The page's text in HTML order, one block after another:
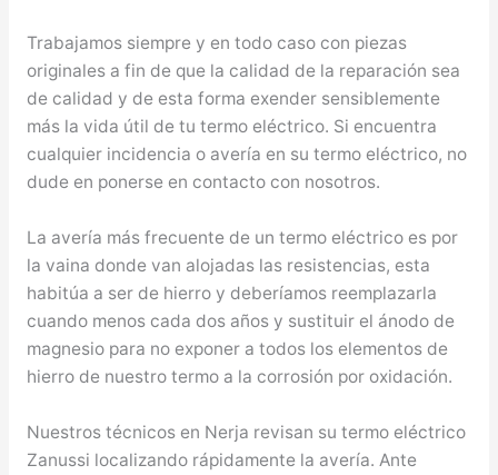
Trabajamos siempre y en todo caso con piezas
originales a fin de que la calidad de la reparación sea
de calidad y de esta forma exender sensiblemente
más la vida útil de tu termo eléctrico. Si encuentra
cualquier incidencia o avería en su termo eléctrico, no
dude en ponerse en contacto con nosotros.
La avería más frecuente de un termo eléctrico es por
la vaina donde van alojadas las resistencias, esta
habitúa a ser de hierro y deberíamos reemplazarla
cuando menos cada dos años y sustituir el ánodo de
magnesio para no exponer a todos los elementos de
hierro de nuestro termo a la corrosión por oxidación.
Nuestros técnicos en Nerja revisan su termo eléctrico
Zanussi localizando rápidamente la avería. Ante